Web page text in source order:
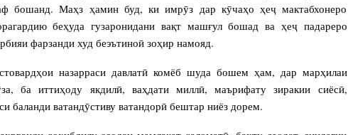
бошанд. Маҳз ҳамин буд, ки имрӯз дар кӯчаҳо ҳеҷ мактабхонеро
беҳуда гузаронидани вақт машғул бошад ва ҳеҷ падареро
фарзанди худ беэътиноӣ зоҳир намояд.
назарраси давлатӣ комёб шуда бошем ҳам, дар марҳилаи
ба иттиҳоду якдилӣ, ваҳдати миллӣ, маърифату зиракии сиёсӣ,
баланди ватандӯстиву ватандорӣ бештар ниёз дорем.